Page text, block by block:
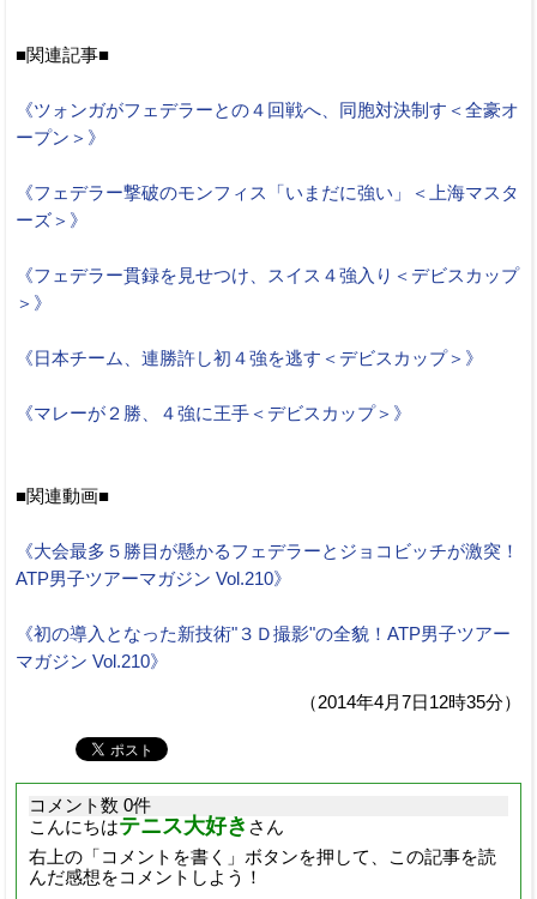
■関連記事■
《ツォンガがフェデラーとの４回戦へ、同胞対決制す＜全豪オ
ープン＞》
《フェデラー撃破のモンフィス「いまだに強い」＜上海マスタ
ーズ＞》
《フェデラー貫録を見せつけ、スイス４強入り＜デビスカップ
＞》
《日本チーム、連勝許し初４強を逃す＜デビスカップ＞》
《マレーが２勝、４強に王手＜デビスカップ＞》
■関連動画■
《大会最多５勝目が懸かるフェデラーとジョコビッチが激突！
ATP男子ツアーマガジン Vol.210》
《初の導入となった新技術"３Ｄ撮影"の全貌！ATP男子ツアー
マガジン Vol.210》
（2014年4月7日12時35分）
コメント数 0件
こんにちはテニス大好き さん
右上の「コメントを書く」ボタンを押して、この記事を読
んだ感想をコメントしよう！